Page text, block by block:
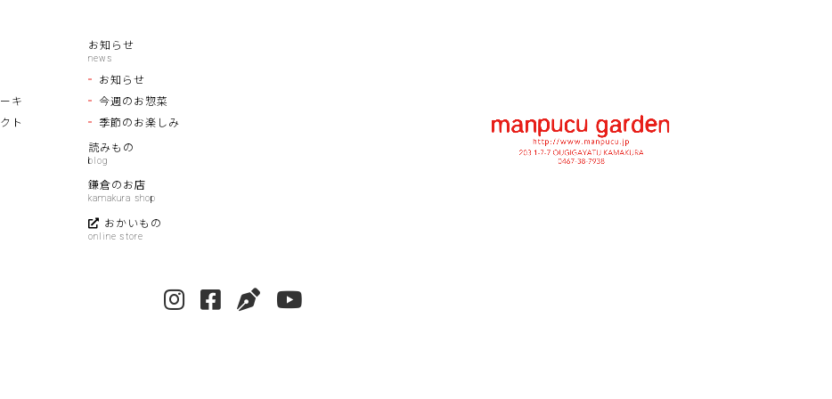
キ
ト
お知らせ
お知らせ
今週のお惣菜
季節のお楽しみ
読みもの
鎌倉のお店
おかいもの